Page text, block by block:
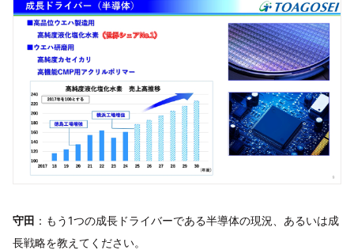
守田 ：もう1つの成長ドライバーである半導体の現況、あるいは成
長戦略を教えてください。